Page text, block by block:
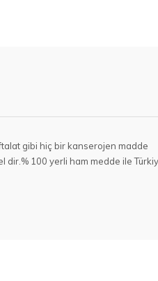
gibi hiç bir kanserojen madde
dir.% 100 yerli ham medde ile